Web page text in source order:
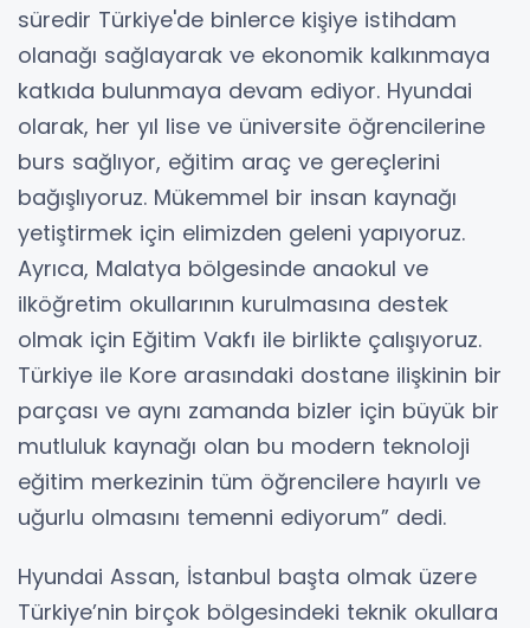
süredir Türkiye'de binlerce kişiye istihdam
olanağı sağlayarak ve ekonomik kalkınmaya
katkıda bulunmaya devam ediyor. Hyundai
olarak, her yıl lise ve üniversite öğrencilerine
burs sağlıyor, eğitim araç ve gereçlerini
bağışlıyoruz. Mükemmel bir insan kaynağı
yetiştirmek için elimizden geleni yapıyoruz.
Ayrıca, Malatya bölgesinde anaokul ve
ilköğretim okullarının kurulmasına destek
olmak için Eğitim Vakfı ile birlikte çalışıyoruz.
Türkiye ile Kore arasındaki dostane ilişkinin bir
parçası ve aynı zamanda bizler için büyük bir
mutluluk kaynağı olan bu modern teknoloji
eğitim merkezinin tüm öğrencilere hayırlı ve
uğurlu olmasını temenni ediyorum” dedi.
Hyundai Assan, İstanbul başta olmak üzere
Türkiye’nin birçok bölgesindeki teknik okullara